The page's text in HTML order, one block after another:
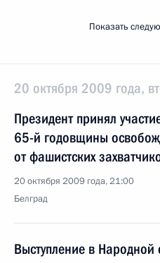
Показать
20 октября 2009 года,
Президент принял
65-й годовщины
от фашистских
20 октября 2009 года, 21:00
Белград
Выступление в